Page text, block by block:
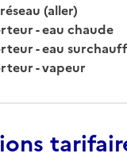
(aller)
- eau chaude
- eau
- vapeur